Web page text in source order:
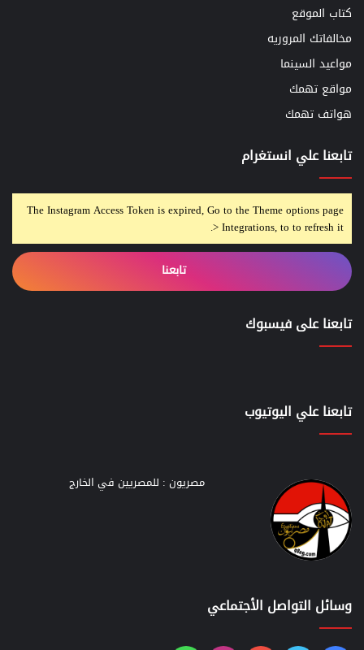
كتاب الموقع
مخالفاتك المروريه
مواعيد السينما
مواقع تهمك
هواتف تهمك
تابعنا علي انستغرام
The Instagram Access Token is expired, Go to the Theme options page
> Integrations, to to refresh it.
تابعنا
تابعنا على فيسبوك
تابعنا علي اليوتيوب
مصريون : للمصريين في الخارج
وسائل التواصل الأجتماعي